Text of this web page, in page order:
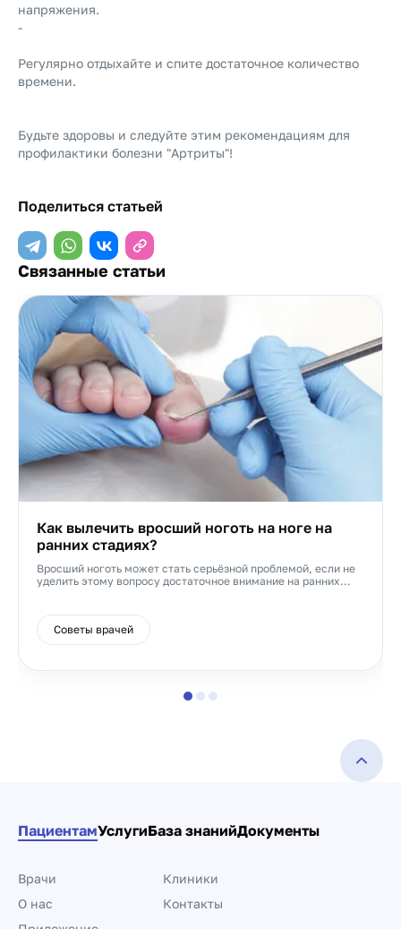
напряжения.
-
Регулярно отдыхайте и спите достаточное количество
времени.
Будьте здоровы и следуйте этим рекомендациям для
профилактики болезни "Артриты"!
Поделиться статьей
Связанные статьи
Как вылечить вросший ноготь на ноге на
ранних стадиях?
Вросший ноготь может стать серьёзной проблемой, если не
уделить этому вопросу достаточное внимание на ранних...
Советы врачей
ПациентамУслугиБаза знанийДокументы
Врачи
Клиники
О нас
Контакты